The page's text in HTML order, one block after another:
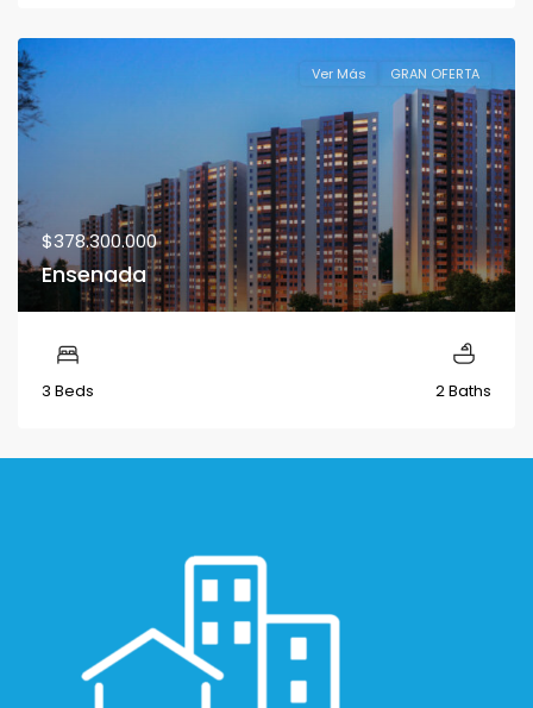
Ver Más GRAN OFERTA
$378.300.000
Ensenada
3 Beds 2 Baths